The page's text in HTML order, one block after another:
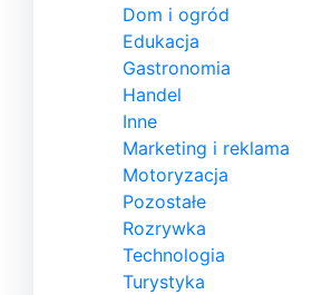
Dom i ogród
Edukacja
Gastronomia
Handel
Inne
Marketing i reklama
Motoryzacja
Pozostałe
Rozrywka
Technologia
Turystyka